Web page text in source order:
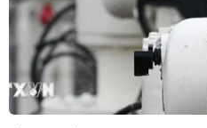
Ấn Độ hướng đến
dịch vụ tài chính